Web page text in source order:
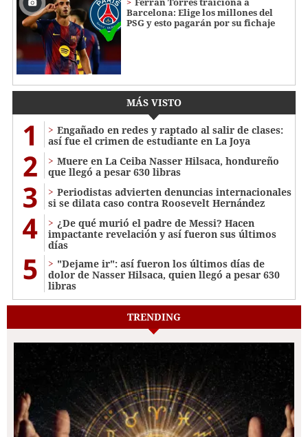
Barcelona: Elige los millones del
PSG y esto pagarán por su fichaje
MÁS VISTO
1
Engañado en redes y raptado al salir de clases:
así fue el crimen de estudiante en La Joya
2
Muere en La Ceiba Nasser Hilsaca, hondureño
que llegó a pesar 630 libras
3
Periodistas advierten denuncias internacionales
si se dilata caso contra Roosevelt Hernández
4
¿De qué murió el padre de Messi? Hacen
impactante revelación y así fueron sus últimos
días
5
"Dejame ir": así fueron los últimos días de
dolor de Nasser Hilsaca, quien llegó a pesar 630
libras
TRENDING